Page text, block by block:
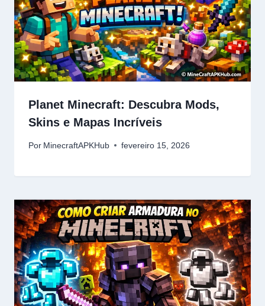
Planet Minecraft: Descubra Mods,
Skins e Mapas Incríveis
Por MinecraftAPKHub fevereiro 15, 2026